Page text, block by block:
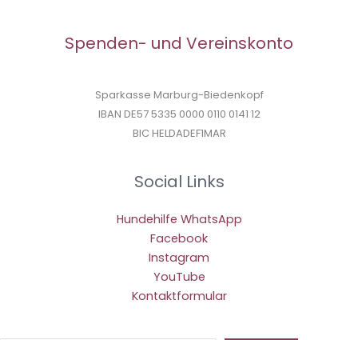
Spenden- und Vereinskonto
Sparkasse Marburg-Biedenkopf
IBAN DE57 5335 0000 0110 0141 12
BIC HELDADEF1MAR
Social Links
Hundehilfe WhatsApp
Facebook
Instagram
YouTube
Kontaktformular